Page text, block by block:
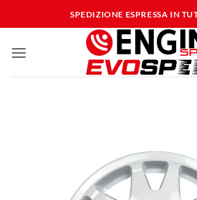
ai
SPEDIZIONE ESPRESSA IN